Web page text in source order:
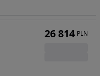
26 814 PLN